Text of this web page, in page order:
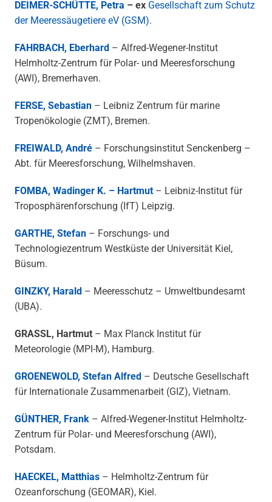
DEIMER-SCHÜTTE, Petra – ex Gesellschaft zum Schutz
der Meeressäugetiere eV (GSM).
FAHRBACH, Eberhard – Alfred-Wegener-Institut
Helmholtz-Zentrum für Polar- und Meeresforschung
(AWI), Bremerhaven.
FERSE, Sebastian – Leibniz Zentrum für marine
Tropenökologie (ZMT), Bremen.
FREIWALD, André – Forschungsinstitut Senckenberg –
Abt. für Meeresforschung, Wilhelmshaven.
FOMBA, Wadinger K. – Hartmut – Leibniz-Institut für
Troposphärenforschung (IfT) Leipzig.
GARTHE, Stefan – Forschungs- und
Technologiezentrum Westküste der Universität Kiel,
Büsum.
GINZKY, Harald – Meeresschutz – Umweltbundesamt
(UBA).
GRASSL, Hartmut – Max Planck Institut für
Meteorologie (MPI-M), Hamburg.
GROENEWOLD, Stefan Alfred – Deutsche Gesellschaft
für Internationale Zusammenarbeit (GIZ), Vietnam.
GÜNTHER, Frank – Alfred-Wegener-Institut Helmholtz-
Zentrum für Polar- und Meeresforschung (AWI),
Potsdam.
HAECKEL, Matthias – Helmholtz-Zentrum für
Ozeanforschung (GEOMAR), Kiel.